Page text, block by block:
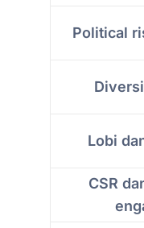
Political
Lobi
CSR